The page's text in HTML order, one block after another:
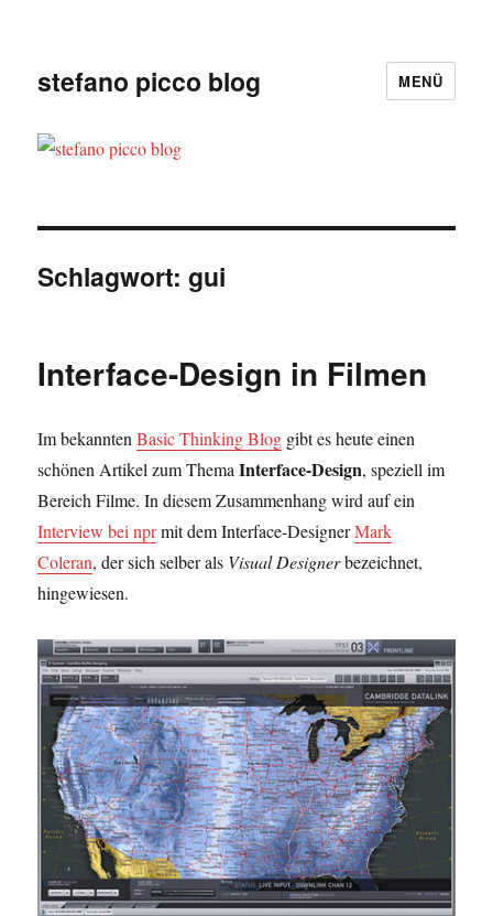
stefano picco blog MENÜ
Schlagwort:gui
Interface-Design in Filmen
Im bekanntenBasic Thinking Blog gibt es heute einen
schönen Artikel zum ThemaInterface-Design, speziell im
Bereich Filme. In diesem Zusammenhang wird auf ein
Interview bei nprmit dem Interface-DesignerMark
Coleran, der sich selber als Visual Designerbezeichnet,
hingewiesen.